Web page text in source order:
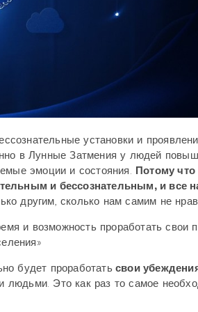
установки и
в Лунные Затмения у людей
эмоции и состояния. Потому
и бессознательным, и все
другим, сколько нам самим не
и возможность проработать свои
будет проработатьсвои
людьми. Это как раз то самое